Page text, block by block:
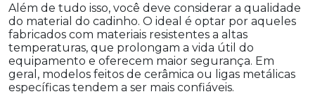
Além de tudo isso, você deve considerar a qualidade
do material do cadinho. O ideal é optar por aqueles
fabricados com materiais resistentes a altas
temperaturas, que prolongam a vida útil do
equipamento e oferecem maior segurança. Em
geral, modelos feitos de cerâmica ou ligas metálicas
específicas tendem a ser mais confiáveis.